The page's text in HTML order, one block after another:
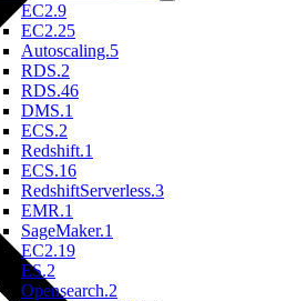
EC2.9
EC2.25
Autoscaling.5
RDS.2
RDS.46
DMS.1
ECS.2
Redshift.1
ECS.16
RedshiftServerless.3
EMR.1
SageMaker.1
EC2.19
ES.2
Opensearch.2